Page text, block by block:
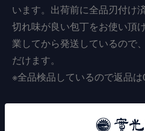
います。出荷前に全品刃付け
切れ味が良い包丁をお使い頂
業してから発送しているので
だけます。
※全品検品しているので返品は